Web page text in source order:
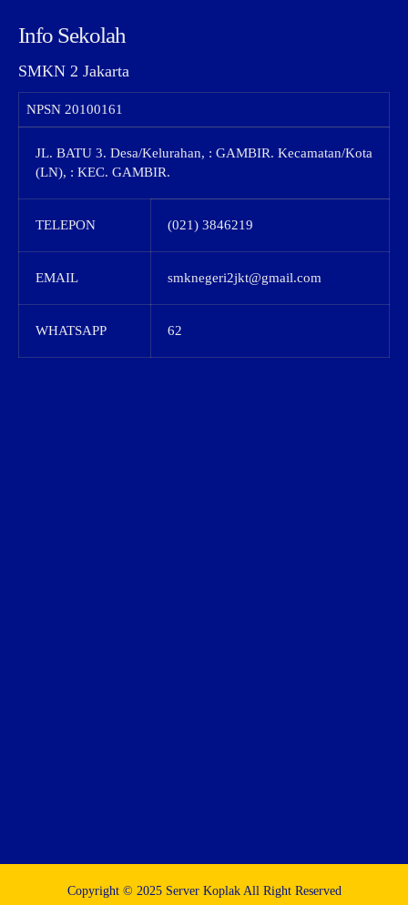
Info Sekolah
SMKN 2 Jakarta
NPSN 20100161
JL. BATU 3. Desa/Kelurahan, : GAMBIR. Kecamatan/Kota
(LN), : KEC. GAMBIR.
TELEPON (021) 3846219
EMAIL smknegeri2jkt@gmail.com
WHATSAPP 62
Copyright © 2025 Server Koplak All Right Reserved